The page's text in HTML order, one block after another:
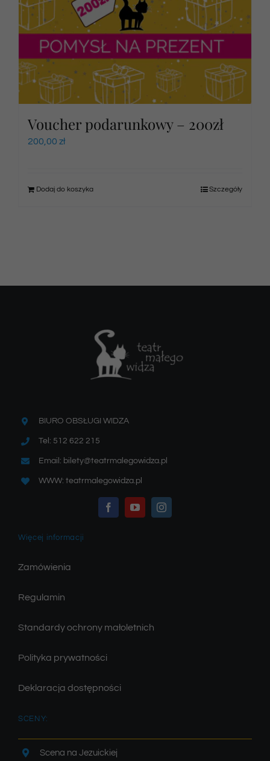
Voucher podarunkowy – 200zł
200,00 zł
Dodaj do koszyka Szczegóły
BIURO OBSŁUGI WIDZA
Tel: 512 622 215
Email: bilety@teatrmalegowidza.pl
WWW: teatrmalegowidza.pl
Więcej informacji
Zamówienia
Regulamin
Standardy ochrony małoletnich
Polityka prywatności
Deklaracja dostępności
SCENY:
Scena na Jezuickiej